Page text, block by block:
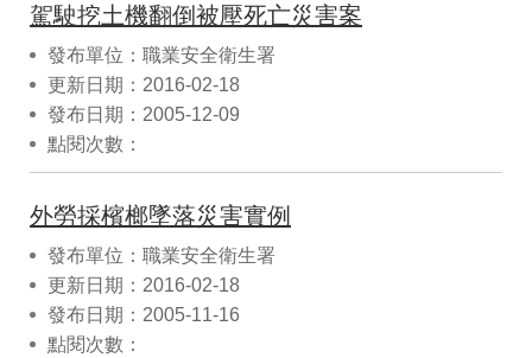
駕駛挖土機翻倒被壓死亡災害案
發布單位：職業安全衛生署
更新日期：2016-02-18
發布日期：2005-12-09
點閱次數：
外勞採檳榔墜落災害實例
發布單位：職業安全衛生署
更新日期：2016-02-18
發布日期：2005-11-16
點閱次數：